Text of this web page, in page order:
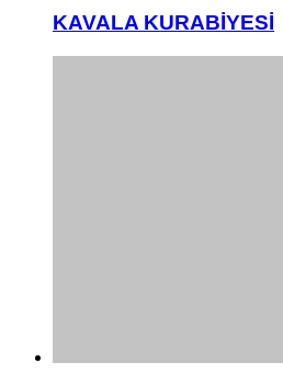
KAVALA KURABİYESİ